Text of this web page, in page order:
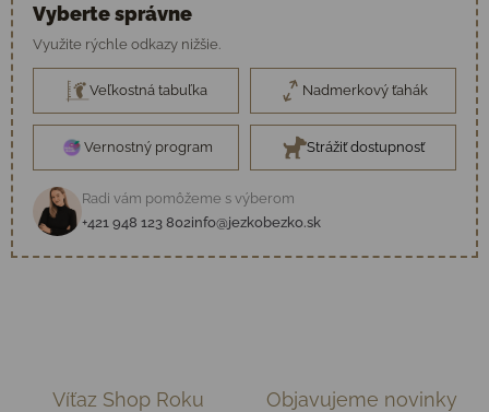
Vyberte správne
Využite rýchle odkazy nižšie.
Veľkostná tabuľka Nadmerkový ťahák
Vernostný program Strážiť dostupnosť
Radi vám pomôžeme s výberom
+421 948 123 802info@jezkobezko.sk
Víťaz Shop Roku Objavujeme novinky